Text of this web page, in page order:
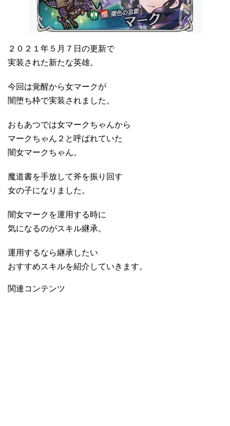
２０２１年５月７日の更新で
実装された新たな英雄。
今回は覚醒から女マークが
闇堕ち枠で実装されました。
おもあつでは女マークちゃんから
マークちゃん２と呼ばれていた
闇女マークちゃん。
魔道書を手放して斧を振り回す
女の子になりました。
闇女マークを運用する時に
気になるのがスキル継承。
運用するなら継承したい
おすすめスキルを紹介していきます。
関連コンテンツ